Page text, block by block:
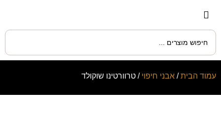
עמוד הבית/ אבני חיפוי / טרוורטינו שוקולד